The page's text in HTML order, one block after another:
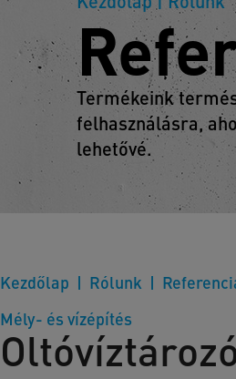
Termékeink
felhasználásra,
lehetővé.
Kezdőlap Rólunk
Mély- és vízépítés